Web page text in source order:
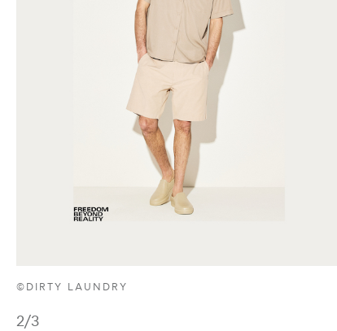
©DIRTY LAUNDRY
2/3